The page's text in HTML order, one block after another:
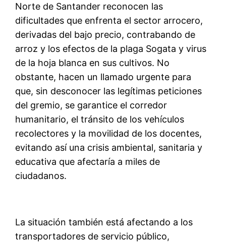
Norte de Santander reconocen las
dificultades que enfrenta el sector arrocero,
derivadas del bajo precio, contrabando de
arroz y los efectos de la plaga Sogata y virus
de la hoja blanca en sus cultivos. No
obstante, hacen un llamado urgente para
que, sin desconocer las legítimas peticiones
del gremio, se garantice el corredor
humanitario, el tránsito de los vehículos
recolectores y la movilidad de los docentes,
evitando así una crisis ambiental, sanitaria y
educativa que afectaría a miles de
ciudadanos.
La situación también está afectando a los
transportadores de servicio público,